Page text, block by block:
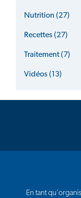
Nutrition (27)
Recettes (27)
Traitement (7)
Vidéos (13)
En tant